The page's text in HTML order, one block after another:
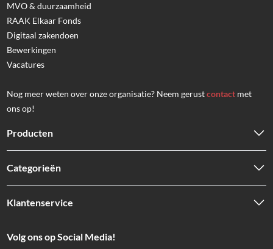
MVO & duurzaamheid
RAAK Elkaar Fonds
Digitaal zakendoen
Bewerkingen
Vacatures
Nog meer weten over onze organisatie? Neem gerustcontact met
ons op!
Producten
Stalen Ronde buizen
Stalen Profielen HOP & RP
RVS Kokers
Categorieën
Roestvast staal RVS
Klantenservice
Vestiging Oss
Volg ons op Social Media!